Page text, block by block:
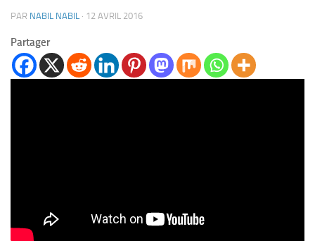
PAR NABIL NABIL · 12 AVRIL 2016
Partager